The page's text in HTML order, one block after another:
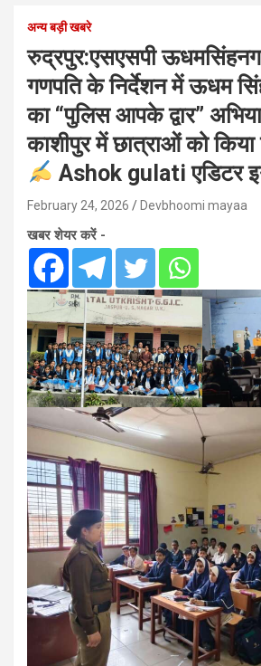
अन्य बड़ी खबरे
रुद्रपुर:एसएसपी
गणपति के निर्देशन में ऊधम
का “पुलिस आपके द्वार”
काशीपुर में छात्राओं को
Ashok gulati एडिटर
February 24, 2026 Devbhoomi mayaa
खबर शेयर करें -